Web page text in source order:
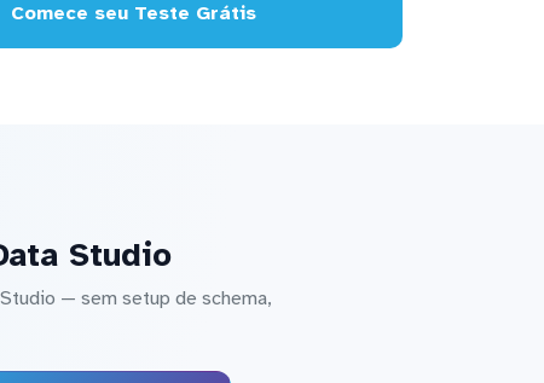
Comece seu Teste Grátis
Studio
— sem setup de schema,